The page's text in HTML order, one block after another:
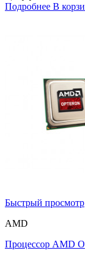
Подробнее В
Быстрый просмотр
AMD
Процессор AMD